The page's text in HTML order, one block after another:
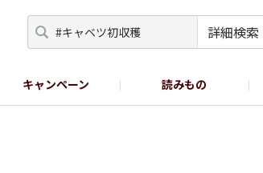
詳細検索
キャンペーン 読みもの